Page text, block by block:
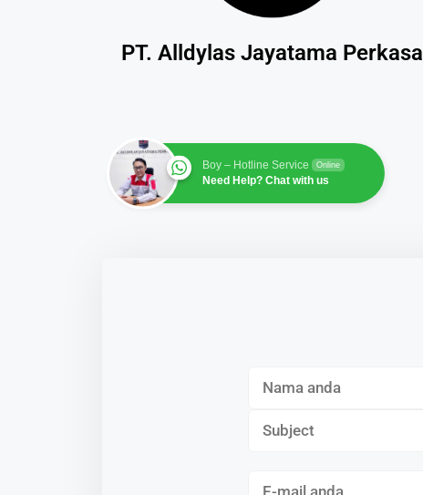
PT. Alldylas Jayatama Perkasa
Boy – Hotline Service Online
Need Help? Chat with us